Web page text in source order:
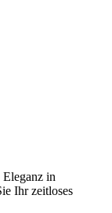
in
Ihr zeitloses